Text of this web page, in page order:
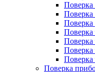
Поверка
Поверка
Поверка
Поверка
Поверка
Поверка
Поверка
Поверка